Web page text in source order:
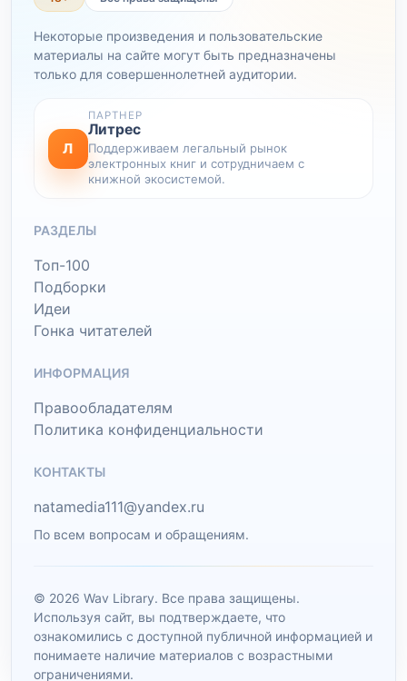
Некоторые произведения и пользовательские
материалы на сайте могут быть предназначены
только для совершеннолетней аудитории.
Л
ПАРТНЕР
Литрес
Поддерживаем легальный рынок
электронных книг и сотрудничаем с
книжной экосистемой.
РАЗДЕЛЫ
Топ-100
Подборки
Идеи
Гонка читателей
ИНФОРМАЦИЯ
Правообладателям
Политика конфиденциальности
КОНТАКТЫ
natamedia111@yandex.ru
По всем вопросам и обращениям.
© 2026 Wav Library. Все права защищены.
Используя сайт, вы подтверждаете, что
ознакомились с доступной публичной информацией и
понимаете наличие материалов с возрастными
ограничениями.